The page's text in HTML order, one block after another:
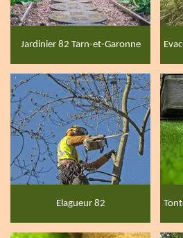
Jardinier 82 Tarn-et-Garonne
Elagueur 82